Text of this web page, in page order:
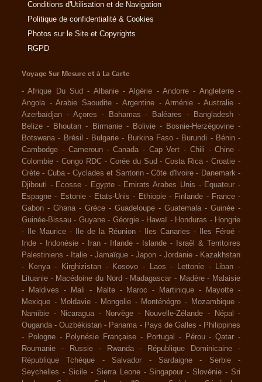
Conditions d'Utilisation et de Navigation
Politique de confidentialité & Cookies
Photos sur le Site et Copyrights
RGPD
Voyage Sur Mesure et à La Carte
-Afrique Du Sud - Albanie -Algérie -Andorre - Angleterre -
Angola -Arabie Saoudite -Argentine -Arménie -Australie -
Azerbaïdjan - Açores - Bahamas - Baléares - Bangladesh -
Belize - Bhoutan - Birmanie - Bolivie - Bosnie-Herzégovine -
Botswana - Brésil - Bulgarie - Burkina Faso - Burundi - Bénin -
Cambodge - Cameroun - Canada - Cap Vert - Chili -Chine -
Colombie - Congo RDC - Corée du Sud -Costa Rica -Croatie -
Crète - Cuba - Cyclades et Santorin -Côte d'Ivoire - Danemark -
Djibouti - Ecosse - Egypte - Emirats Arabes Unis - Equateur -
Espagne - Estonie - Etats-Unis - Ethiopie - Finlande - France -
Gabon - Ghana - Grèce - Guadeloupe - Guatemala - Guinée -
Guinée-Bissau - Guyane - Géorgie - Hawaï - Honduras - Hongrie
-
Ile Maurice - Ile de la Réunion - Iles Canaries - Iles Féroé -
Inde - Indonésie - Iran - Irlande - Islande -
Israël & Territoires
Palestiniens - Italie - Jamaïque - Japon - Jordanie - Kazakhstan
-
Kenya - Kirghizistan - Kosovo - Laos - Lettonie - Liban -
Lituanie - Macédoine du Nord - Madagascar - Madère - Malaisie
-
Maldives - Mali - Malte - Maroc - Martinique - Mayotte -
Mexique - Moldavie - Mongolie - Monténégro - Mozambique -
Namibie - Nicaragua - Norvège - Nouvelle-Zélande - Népal
-
Ouganda -Ouzbékistan - Panama - Pays de Galles - Philippines
-
Pologne - Polynésie Française - Portugal - Pérou -Qatar -
Roumanie
- Russie - Rwanda - République Dominicaine
-
République Tchèque
- Salvador - Sardaigne - Serbie
-
Seychelles - Sicile - Sierra Leone - Singapour - Slovénie - Sri